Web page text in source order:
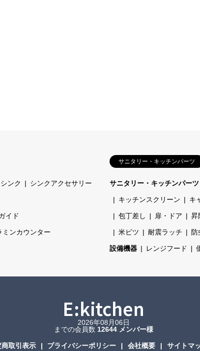
ンク シンクアクセサリー
イド
ミンカウンター
サニタリー・キッチンパーツ
サニタリー・キッチンパーツ
キッチンスクリーン キ
包丁差し 扉・ドア 昇
米ビツ 耐震ラッチ 防
設備機器 レンジフード
E:kitchen
2026年08月06日
までの会員数 12644 メンバー様
商取引表示 プライバシーポリシー 会社概要 サイトマ